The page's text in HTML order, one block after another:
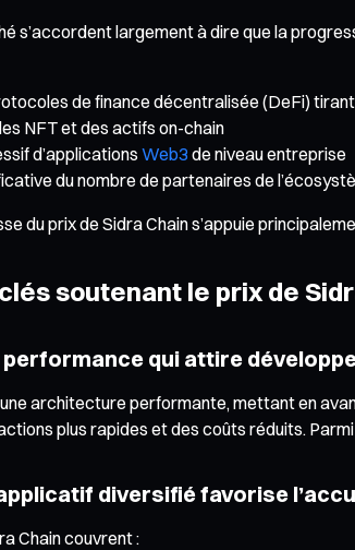
s’accordent largement à dire que la
de finance décentralisée (DeFi)
NFT et des actifs on-chain
d’applications Web3 de niveau entreprise
du nombre de partenaires de
du prix de Sidra Chain s’appuie
soutenant le prix de
performance qui attire
architecture performante, mettant en
plus rapides et des coûts réduits.
diversifié favorise
Chain couvrent :